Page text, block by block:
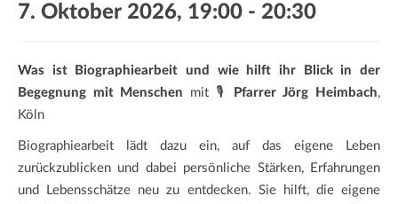
7. Oktober 2026, 19:00 - 20:30
Was ist Biographiearbeit und wie hilft ihr Blick in der
Begegnung mit Menschen mit 🎙️ Pfarrer Jörg Heimbach,
Köln
Biographiearbeit lädt dazu ein, auf das eigene Leben
zurückzublicken und dabei persönliche Stärken, Erfahrungen
und Lebensschätze neu zu entdecken. Sie hilft, die eigene